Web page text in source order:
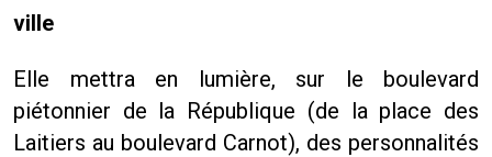
ville
Elle mettra en lumière, sur le boulevard
piétonnier de la République (de la place des
Laitiers au boulevard Carnot), des personnalités